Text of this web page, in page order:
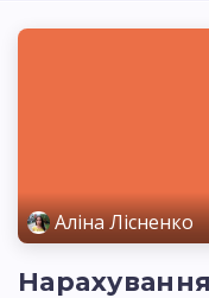
Аліна Лісненко